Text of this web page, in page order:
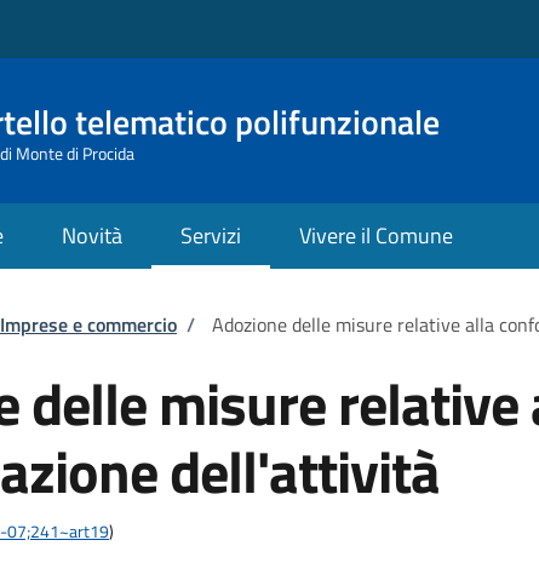
telematico polifunzionale
Monte di Procida
Novità Servizi Vivere il Comune
pane
Imprese e commercio / Adozione delle misure relative alla
delle misure relative
dell'attività
07;241~art19)